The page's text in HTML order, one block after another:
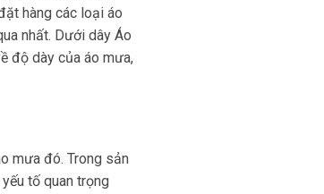
hàng các loại áo
nhất. Dưới dây Áo
độ dày của áo mưa,
mưa đó. Trong sản
tố quan trọng